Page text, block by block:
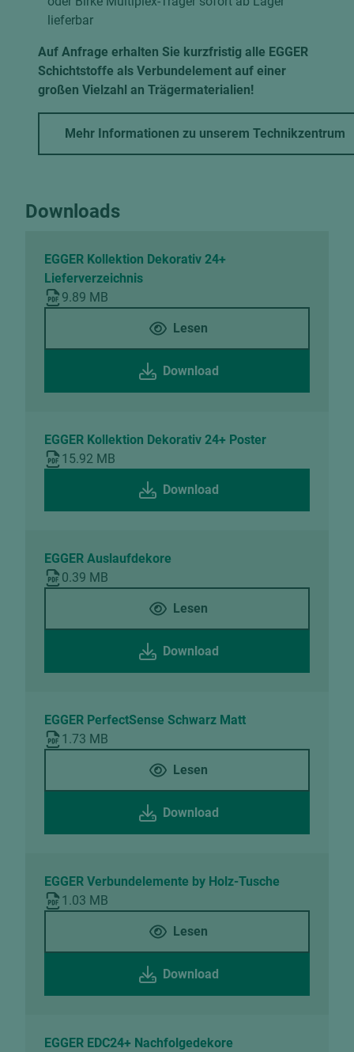
lieferbar
Auf Anfrage erhalten Sie kurzfristig alle EGGER
Schichtstoffe als Verbundelement auf einer
großen Vielzahl an Trägermaterialien!
Mehr Informationen zu unserem Technikzentrum
Downloads
EGGER Kollektion Dekorativ 24+
Lieferverzeichnis
9.89 MB
Lesen
Download
EGGER Kollektion Dekorativ 24+ Poster
15.92 MB
Download
EGGER Auslaufdekore
0.39 MB
Lesen
Download
EGGER PerfectSense Schwarz Matt
1.73 MB
Lesen
Download
EGGER Verbundelemente by Holz-Tusche
1.03 MB
Lesen
Download
EGGER EDC24+ Nachfolgedekore